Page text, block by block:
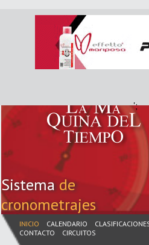
';
Sistemade
cronometrajes
INICIO CALENDARIO
CONTACTO
CIRCUITOS